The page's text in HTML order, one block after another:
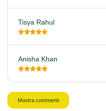
Tisya Rahul
Anisha Khan
Mostra commenti